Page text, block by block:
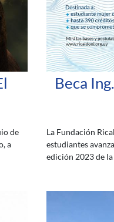
de
a
Beca
La Fundación
estudiantes
edición 2023 de